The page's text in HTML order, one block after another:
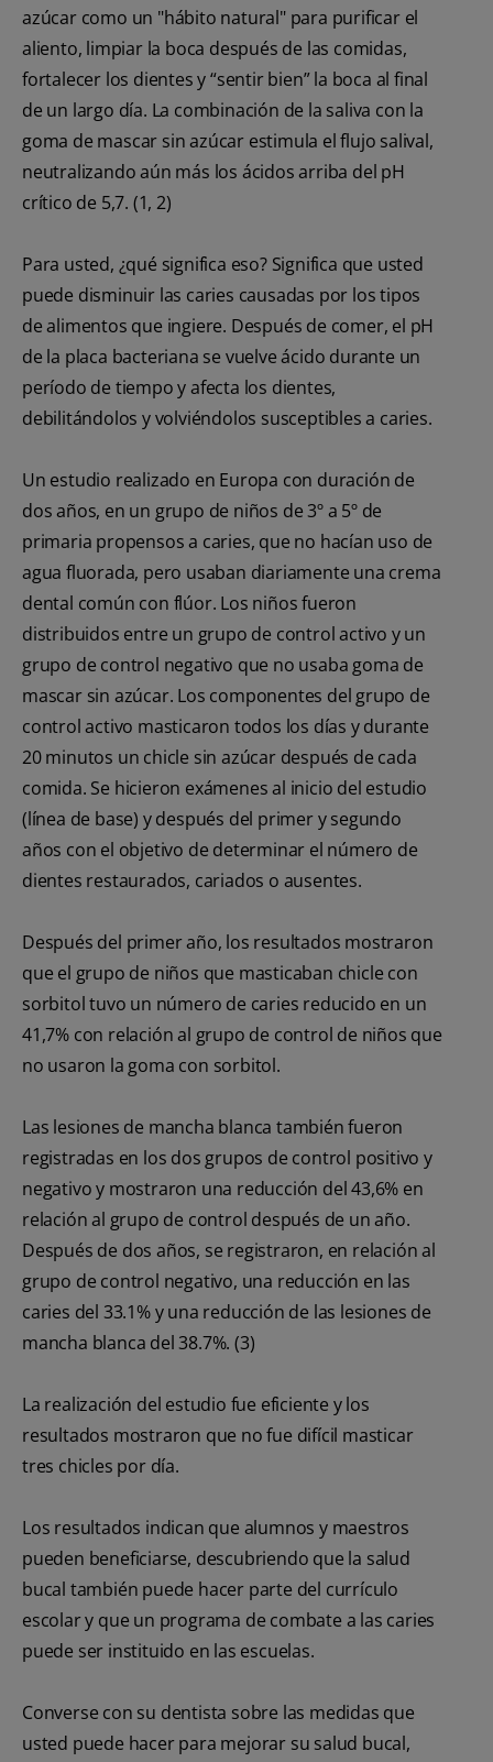
azúcar como un "hábito natural" para purificar el
aliento, limpiar la boca después de las comidas,
fortalecer los dientes y “sentir bien” la boca al final
de un largo día. La combinación de la saliva con la
goma de mascar sin azúcar estimula el flujo salival,
neutralizando aún más los ácidos arriba del pH
crítico de 5,7. (1, 2)
Para usted, ¿qué significa eso? Significa que usted
puede disminuir las caries causadas por los tipos
de alimentos que ingiere. Después de comer, el pH
de la placa bacteriana se vuelve ácido durante un
período de tiempo y afecta los dientes,
debilitándolos y volviéndolos susceptibles a caries.
Un estudio realizado en Europa con duración de
dos años, en un grupo de niños de 3º a 5º de
primaria propensos a caries, que no hacían uso de
agua fluorada, pero usaban diariamente una crema
dental común con flúor. Los niños fueron
distribuidos entre un grupo de control activo y un
grupo de control negativo que no usaba goma de
mascar sin azúcar. Los componentes del grupo de
control activo masticaron todos los días y durante
20 minutos un chicle sin azúcar después de cada
comida. Se hicieron exámenes al inicio del estudio
(línea de base) y después del primer y segundo
años con el objetivo de determinar el número de
dientes restaurados, cariados o ausentes.
Después del primer año, los resultados mostraron
que el grupo de niños que masticaban chicle con
sorbitol tuvo un número de caries reducido en un
41,7% con relación al grupo de control de niños que
no usaron la goma con sorbitol.
Las lesiones de mancha blanca también fueron
registradas en los dos grupos de control positivo y
negativo y mostraron una reducción del 43,6% en
relación al grupo de control después de un año.
Después de dos años, se registraron, en relación al
grupo de control negativo, una reducción en las
caries del 33.1% y una reducción de las lesiones de
mancha blanca del 38.7%.(3)
La realización del estudio fue eficiente y los
resultados mostraron que no fue difícil masticar
tres chicles por día.
Los resultados indican que alumnos y maestros
pueden beneficiarse, descubriendo que la salud
bucal también puede hacer parte del currículo
escolar y que un programa de combate a las caries
puede ser instituido en las escuelas.
Converse con su dentista sobre las medidas que
usted puede hacer para mejorar su salud bucal,